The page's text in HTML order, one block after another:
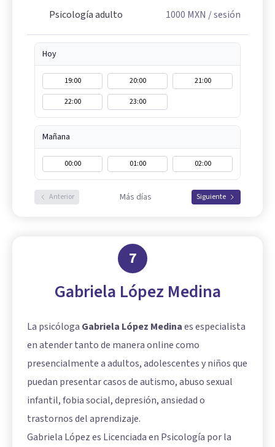
Psicología adulto
1000 MXN / sesión
Hoy
19:00 20:00
21:00
22:00
23:00
Mañana
00:00 01:00 02:00
Anterior Más días Siguiente
7
Gabriela López Medina
La psicóloga Gabriela López Medinaes especialista
en atender tanto de manera online como
presencialmente a adultos, adolescentes y niños que
puedan presentar casos de autismo, abuso sexual
infantil, fobia social, depresión, ansiedad o
trastornos del aprendizaje.
Gabriela López es Licenciada en Psicología por la